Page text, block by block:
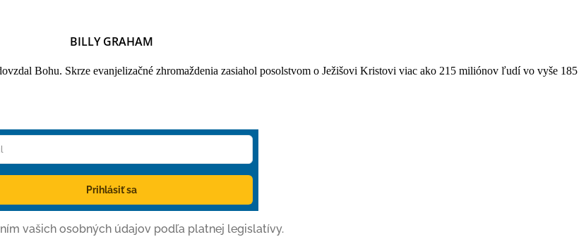
BILLY GRAHAM
Bohu. Skrze evanjelizačné zhromaždenia zasiahol posolstvom o Ježišovi Kristovi viac ako 215 miliónov ľudí vo vyše 185
Prihlásiť sa
vašich osobných údajov podľa platnej legislatívy.